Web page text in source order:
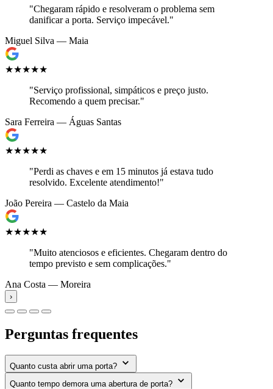
"Chegaram rápido e resolveram o problema sem
danificar a porta. Serviço impecável."
Miguel Silva — Maia
★★★★★
"Serviço profissional, simpáticos e preço justo.
Recomendo a quem precisar."
Sara Ferreira — Águas Santas
★★★★★
"Perdi as chaves e em 15 minutos já estava tudo
resolvido. Excelente atendimento!"
João Pereira — Castelo da Maia
★★★★★
"Muito atenciosos e eficientes. Chegaram dentro do
tempo previsto e sem complicações."
Ana Costa — Moreira
›
Perguntas frequentes
Quanto custa abrir uma porta?
Quanto tempo demora uma abertura de porta?